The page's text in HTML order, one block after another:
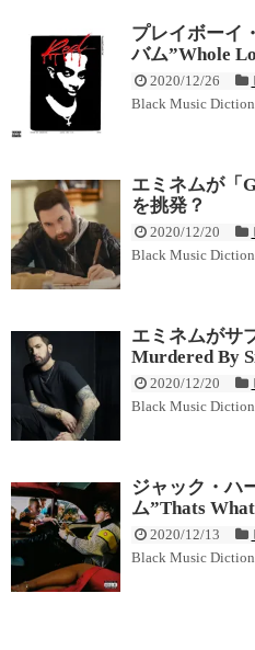
プレイボーイ
バム”Whole
2020/12/26
Black Music
エミネムが「
を挑発？
2020/12/20
Black Music
エミネムがサ
Murdered By
2020/12/20
Black Music
ジャック・ハ
ム”Thats
2020/12/13
Black Music